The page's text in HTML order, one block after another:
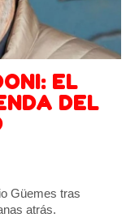
EL
DEL
Güemes tras
atrás.